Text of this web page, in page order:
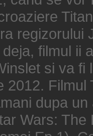
regizorului
filmul ii
si va
2012.
dupa
Wars: